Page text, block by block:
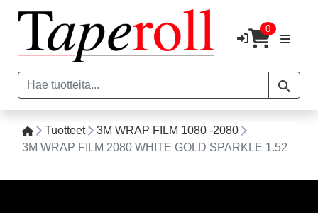
0
Tuotteet
3M WRAP FILM 1080 -2080
3M WRAP FILM 2080 WHITE GOLD SPARKLE 1.52